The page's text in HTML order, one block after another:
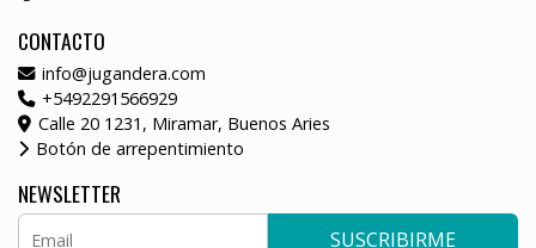
CONTACTO
info@jugandera.com
+5492291566929
Calle 20 1231, Miramar, Buenos Aries
Botón de arrepentimiento
NEWSLETTER
SUSCRIBIRME